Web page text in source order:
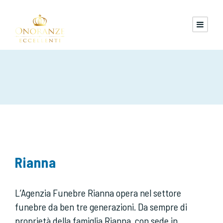
Rianna
L’Agenzia Funebre Rianna opera nel settore
funebre da ben tre generazioni. Da sempre di
proprietà della famiglia Rianna, con sede in